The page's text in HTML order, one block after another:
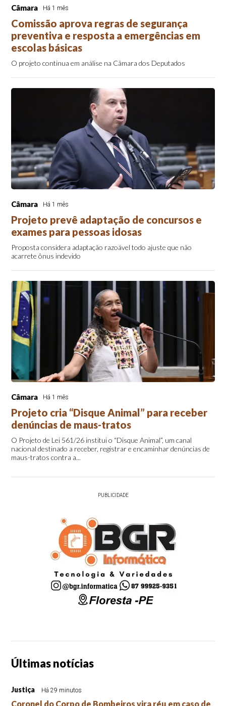
Câmara Há 1 mês
Comissão aprova regras de segurança
preventiva e resposta a emergências em
escolas básicas
O projeto continua em análise na Câmara dos Deputados
Câmara Há 1 mês
Projeto prevê adaptação de concursos e
exames para pessoas idosas
Proposta considera adaptação razoável todo ajuste que não
acarrete ônus indevido
Câmara Há 1 mês
Projeto cria “Disque Animal” para receber
denúncias de maus-tratos
O Projeto de Lei 561/26 institui o “Disque Animal”, um canal
nacional destinado a receber, registrar e encaminhar denúncias de
maus-tratos contra a...
PUBLICIDADE
Últimas notícias
Justiça Há 29 minutos
Coronel do Corpo de Bombeiros vira réu em caso de